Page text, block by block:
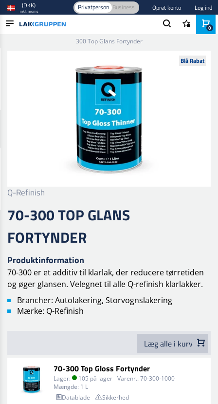
(DKK)
inkl. moms Privatperson Business Opret konto Log ind
300 Top Glans Fortynder
Blå Rabat
Q-Refinish
70-300 TOP GLANS
FORTYNDER
Produktinformation
70-300 er et additiv til klarlak, der reducere tørretiden
og øger glansen. Velegnet til alle Q-refinish klarlakker.
Brancher: Autolakering, Storvognslakering
Mærke: Q-Refinish
Læg alle i kurv
70-300 Top Gloss Fortynder
Lager: 105 på lager Varenr.: 70-300-1000
Mængde: 1 L
Datablade
Sikkerhed
0